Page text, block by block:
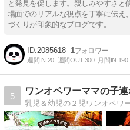
と発見を促します。親しみやすさ
場面でのリアルな視点を丁寧に伝え
づくりが印象的なブログです。
2085618 1
週間IN:20 週間OUT:300 月間IN:190
5
ワンオペワーママの子